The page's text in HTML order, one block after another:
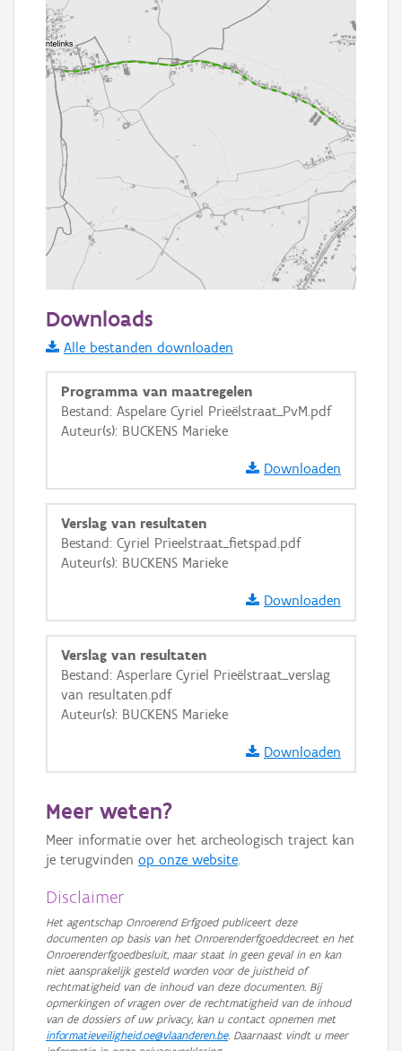
Informatie Vlaanderen
i
+ −
Basis Lagen
Ortho
GRB-Basiskaart
GRB-Basiskaart in grijswaarden
Downloads
Alle bestanden downloaden
Programma van maatregelen
Bestand: Aspelare Cyriel Prieëlstraat_PvM.pdf
Auteur(s): BUCKENS Marieke
Downloaden
Verslag van resultaten
Bestand: Cyriel Prieelstraat_fietspad.pdf
Auteur(s): BUCKENS Marieke
Downloaden
Verslag van resultaten
Bestand: Asperlare Cyriel Prieëlstraat_verslag
van resultaten.pdf
Auteur(s): BUCKENS Marieke
Downloaden
Meer weten?
Meer informatie over het archeologisch traject kan
je terugvinden op onze website.
Disclaimer
Het agentschap Onroerend Erfgoed publiceert deze
documenten op basis van het Onroerenderfgoeddecreet en het
Onroerenderfgoedbesluit, maar staat in geen geval in en kan
niet aansprakelijk gesteld worden voor de juistheid of
rechtmatigheid van de inhoud van deze documenten. Bij
opmerkingen of vragen over de rechtmatigheid van de inhoud
van de dossiers of uw privacy, kan u contact opnemen met
informatieveiligheid.oe@vlaanderen.be. Daarnaast vindt u meer